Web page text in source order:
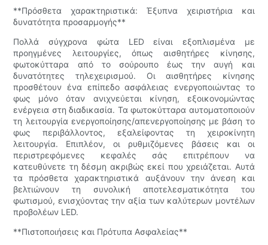
**Πρόσθετα χαρακτηριστικά: Έξυπνα χειριστήρια και
δυνατότητα προσαρμογής**
Πολλά σύγχρονα φώτα LED είναι εξοπλισμένα με
προηγμένες λειτουργίες, όπως αισθητήρες κίνησης,
φωτοκύτταρα από το σούρουπο έως την αυγή και
δυνατότητες τηλεχειρισμού. Οι αισθητήρες κίνησης
προσθέτουν ένα επίπεδο ασφάλειας ενεργοποιώντας το
φως μόνο όταν ανιχνεύεται κίνηση, εξοικονομώντας
ενέργεια στη διαδικασία. Τα φωτοκύτταρα αυτοματοποιούν
τη λειτουργία ενεργοποίησης/απενεργοποίησης με βάση το
φως περιβάλλοντος, εξαλείφοντας τη χειροκίνητη
λειτουργία. Επιπλέον, οι ρυθμιζόμενες βάσεις και οι
περιστρεφόμενες κεφαλές σάς επιτρέπουν να
κατευθύνετε τη δέσμη ακριβώς εκεί που χρειάζεται. Αυτά
τα πρόσθετα χαρακτηριστικά αυξάνουν την άνεση και
βελτιώνουν τη συνολική αποτελεσματικότητα του
φωτισμού, ενισχύοντας την αξία των καλύτερων μοντέλων
προβολέων LED.
**Πιστοποιήσεις και Πρότυπα Ασφαλείας**